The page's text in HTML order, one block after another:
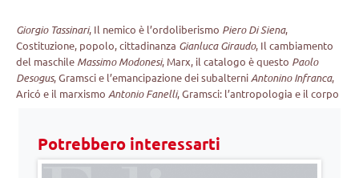
Giorgio Tassinari, Il nemico è l’ordoliberismo Piero Di Siena,
Costituzione, popolo, cittadinanza Gianluca Giraudo, Il cambiamento
del maschile Massimo Modonesi, Marx, il catalogo è questo Paolo
Desogus, Gramsci e l’emancipazione dei subalterniAntonino Infranca,
Aricó e il marxismo Antonio Fanelli, Gramsci: l’antropologia e il corpo
Potrebbero interessarti